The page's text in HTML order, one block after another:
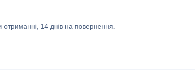
14 днів на повернення.